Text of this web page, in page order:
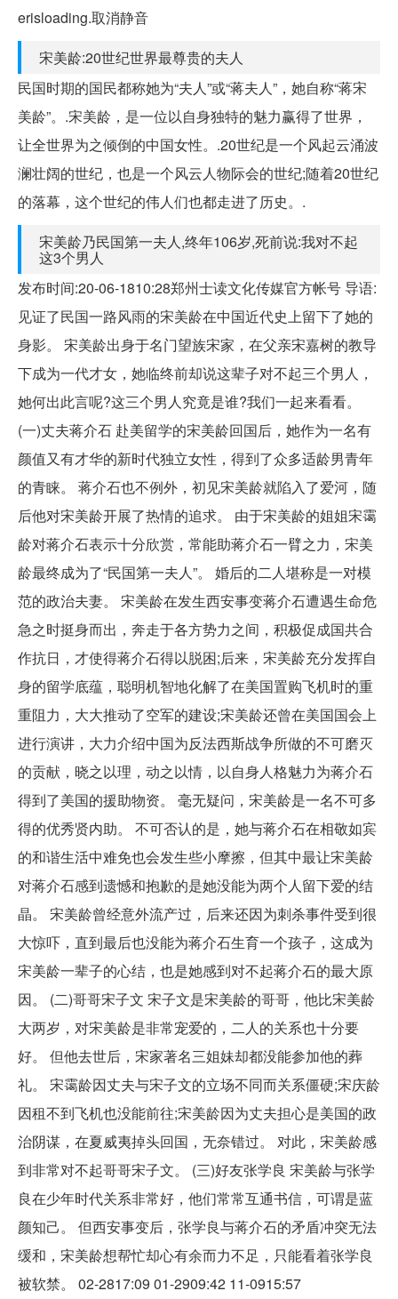
erisloading.取消静音
宋美龄:20世纪世界最尊贵的夫人
民国时期的国民都称她为“夫人”或“蒋夫人”，她自称“蒋宋
美龄”。.宋美龄，是一位以自身独特的魅力赢得了世界，
让全世界为之倾倒的中国女性。.20世纪是一个风起云涌波
澜壮阔的世纪，也是一个风云人物际会的世纪;随着20世纪
的落幕，这个世纪的伟人们也都走进了历史。.
宋美龄乃民国第一夫人,终年106岁,死前说:我对不起
这3个男人
发布时间:20-06-1810:28郑州士读文化传媒官方帐号 导语:
见证了民国一路风雨的宋美龄在中国近代史上留下了她的
身影。 宋美龄出身于名门望族宋家，在父亲宋嘉树的教导
下成为一代才女，她临终前却说这辈子对不起三个男人，
她何出此言呢?这三个男人究竟是谁?我们一起来看看。
(一)丈夫蒋介石 赴美留学的宋美龄回国后，她作为一名有
颜值又有才华的新时代独立女性，得到了众多适龄男青年
的青睐。 蒋介石也不例外，初见宋美龄就陷入了爱河，随
后他对宋美龄开展了热情的追求。 由于宋美龄的姐姐宋霭
龄对蒋介石表示十分欣赏，常能助蒋介石一臂之力，宋美
龄最终成为了“民国第一夫人”。 婚后的二人堪称是一对模
范的政治夫妻。 宋美龄在发生西安事变蒋介石遭遇生命危
急之时挺身而出，奔走于各方势力之间，积极促成国共合
作抗日，才使得蒋介石得以脱困;后来，宋美龄充分发挥自
身的留学底蕴，聪明机智地化解了在美国置购飞机时的重
重阻力，大大推动了空军的建设;宋美龄还曾在美国国会上
进行演讲，大力介绍中国为反法西斯战争所做的不可磨灭
的贡献，晓之以理，动之以情，以自身人格魅力为蒋介石
得到了美国的援助物资。 毫无疑问，宋美龄是一名不可多
得的优秀贤内助。 不可否认的是，她与蒋介石在相敬如宾
的和谐生活中难免也会发生些小摩擦，但其中最让宋美龄
对蒋介石感到遗憾和抱歉的是她没能为两个人留下爱的结
晶。 宋美龄曾经意外流产过，后来还因为刺杀事件受到很
大惊吓，直到最后也没能为蒋介石生育一个孩子，这成为
宋美龄一辈子的心结，也是她感到对不起蒋介石的最大原
因。 (二)哥哥宋子文 宋子文是宋美龄的哥哥，他比宋美龄
大两岁，对宋美龄是非常宠爱的，二人的关系也十分要
好。 但他去世后，宋家著名三姐妹却都没能参加他的葬
礼。 宋霭龄因丈夫与宋子文的立场不同而关系僵硬;宋庆龄
因租不到飞机也没能前往;宋美龄因为丈夫担心是美国的政
治阴谋，在夏威夷掉头回国，无奈错过。 对此，宋美龄感
到非常对不起哥哥宋子文。 (三)好友张学良 宋美龄与张学
良在少年时代关系非常好，他们常常互通书信，可谓是蓝
颜知己。 但西安事变后，张学良与蒋介石的矛盾冲突无法
缓和，宋美龄想帮忙却心有余而力不足，只能看着张学良
被软禁。 02-2817:09 01-2909:42 11-0915:57